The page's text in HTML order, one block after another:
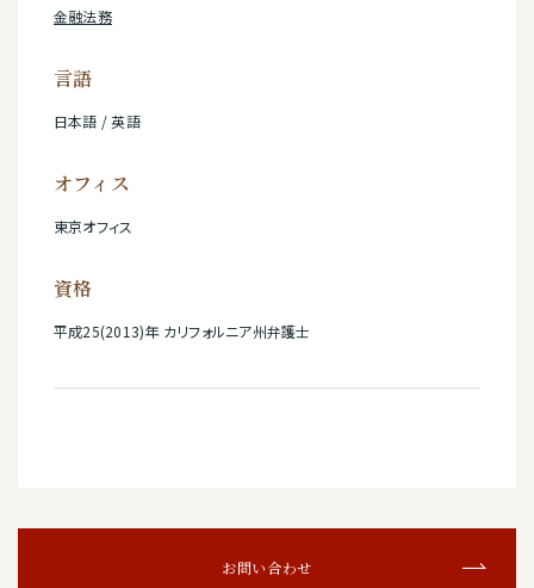
金融法務
言語
日本語 / 英語
オフィス
東京オフィス
資格
平成25(2013)年 カリフォルニア州弁護士
お問い合わせ